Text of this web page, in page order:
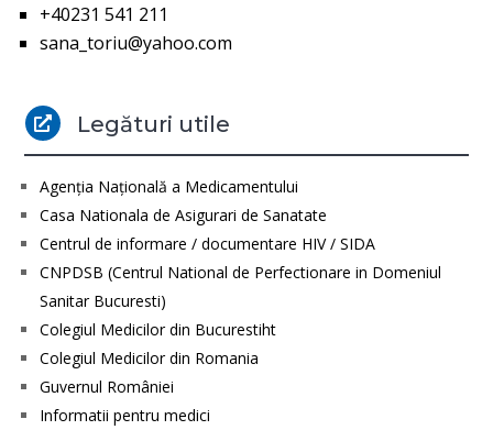
+40231 541 211
sana_toriu@yahoo.com
 Legături utile
Agenţia Naţională a Medicamentului
Casa Nationala de Asigurari de Sanatate
Centrul de informare / documentare HIV / SIDA
CNPDSB (Centrul National de Perfectionare in Domeniul
Sanitar Bucuresti)
Colegiul Medicilor din Bucurestiht
Colegiul Medicilor din Romania
Guvernul României
Informatii pentru medici